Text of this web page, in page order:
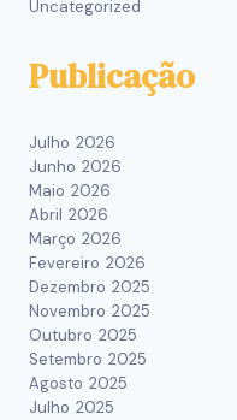
Uncategorized
Publicação
Julho 2026
Junho 2026
Maio 2026
Abril 2026
Março 2026
Fevereiro 2026
Dezembro 2025
Novembro 2025
Outubro 2025
Setembro 2025
Agosto 2025
Julho 2025